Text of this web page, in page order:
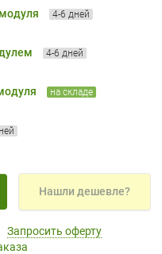
4-6 дней
4-6 дней
на складе
Нашли дешевле?
Запросить оферту